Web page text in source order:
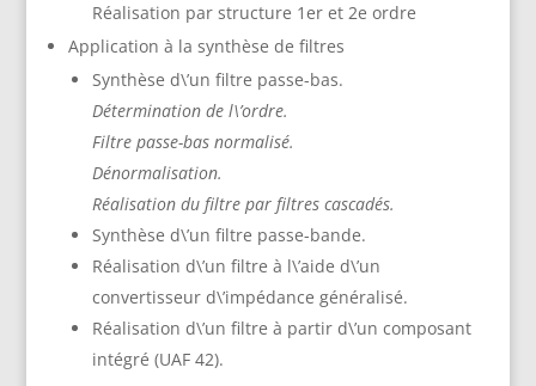
Réalisation par structure 1er et 2e ordre
Application à la synthèse de filtres
Synthèse d\’un filtre passe-bas.
Détermination de l\’ordre.
Filtre passe-bas normalisé.
Dénormalisation.
Réalisation du filtre par filtres cascadés.
Synthèse d\’un filtre passe-bande.
Réalisation d\’un filtre à l\’aide d\’un
convertisseur d\’impédance généralisé.
Réalisation d\’un filtre à partir d\’un composant
intégré (UAF 42).